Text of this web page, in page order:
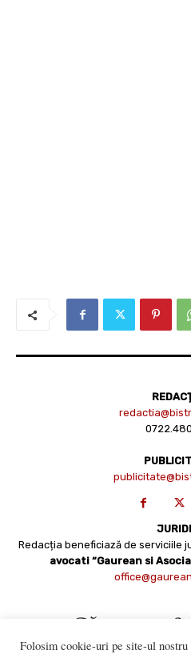
Redacția beneficiază de serviciile
avocati “Gaurean si
Folosim cookie-uri pe site-ul